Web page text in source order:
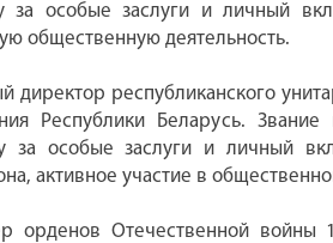
особые заслуги и личный
общественную деятельность.
директор республиканского
Республики Беларусь.
за особые заслуги и личный
активное участие в
орденов Отечественной войны